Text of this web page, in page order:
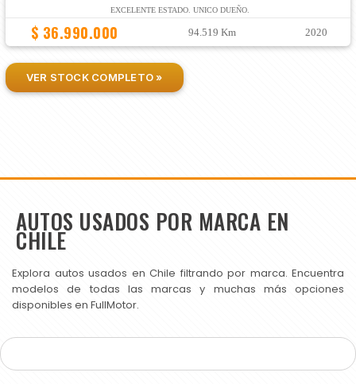
EXCELENTE ESTADO. UNICO DUEÑO.
$ 36.990.000 94.519 Km 2020
VER STOCK COMPLETO »
AUTOS USADOS POR MARCA EN
CHILE
Explora autos usados en Chile filtrando por marca. Encuentra
modelos de todas las marcas y muchas más opciones
disponibles en FullMotor.